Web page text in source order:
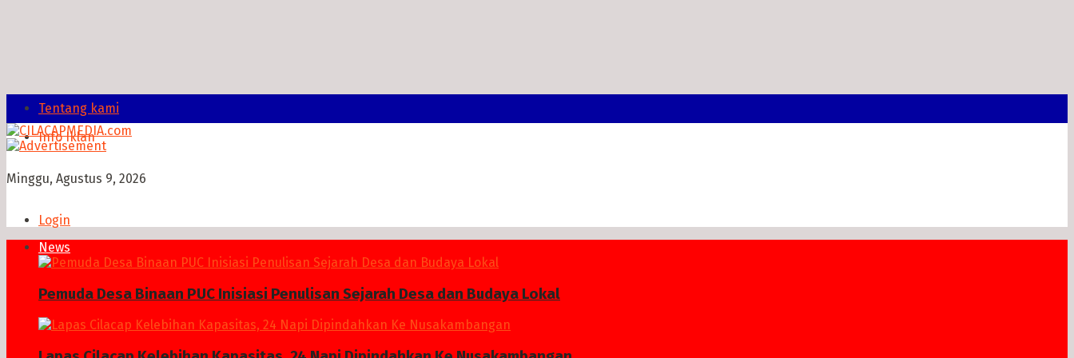
Tentang kami
Info Iklan
Minggu, Agustus 9, 2026
Login
News
Pemuda Desa Binaan PUC Inisiasi Penulisan Sejarah Desa dan Budaya Lokal